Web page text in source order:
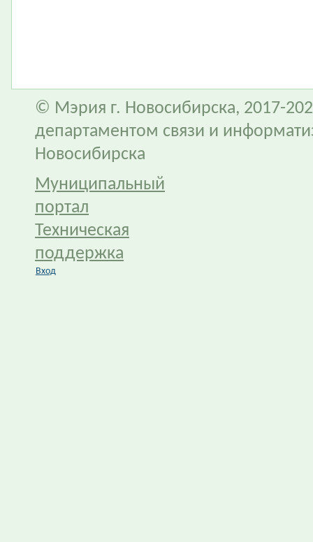
© Мэрия г. Новосибирска, 2017-
департаментом связи и
Новосибирска
Муниципальный
портал
Техническая
поддержка
Вход